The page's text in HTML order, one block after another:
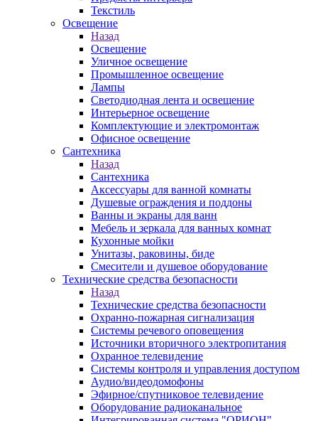
Текстиль
Освещение
Назад
Освещение
Уличное освещение
Промышленное освещение
Лампы
Светодиодная лента и освещение
Интерьерное освещение
Комплектующие и электромонтаж
Офисное освещение
Сантехника
Назад
Сантехника
Аксессуары для ванной комнаты
Душевые ограждения и поддоны
Ванны и экраны для ванн
Мебель и зеркала для ванных комнат
Кухонные мойки
Унитазы, раковины, биде
Смесители и душевое оборудование
Технические средства безопасности
Назад
Технические средства безопасности
Охранно-пожарная сигнализация
Системы речевого оповещения
Источники вторичного электропитания
Охранное телевидение
Системы контроля и управления доступом
Аудио/видеодомофоны
Эфирное/спутниковое телевидение
Оборудование радиоканальное